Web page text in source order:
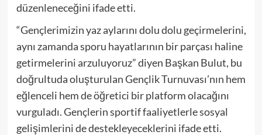
düzenleneceğini ifade etti.
“Gençlerimizin yaz aylarını dolu dolu geçirmelerini,
aynı zamanda sporu hayatlarının bir parçası haline
getirmelerini arzuluyoruz” diyen Başkan Bulut, bu
doğrultuda oluşturulan Gençlik Turnuvası’nın hem
eğlenceli hem de öğretici bir platform olacağını
vurguladı. Gençlerin sportif faaliyetlerle sosyal
gelişimlerini de destekleyeceklerini ifade etti.